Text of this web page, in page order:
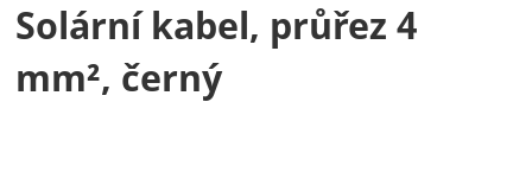
Solární kabel, průřez 4
mm², černý